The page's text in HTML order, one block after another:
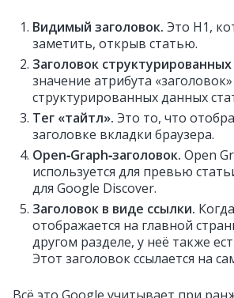
Видимый заголовок. Это H1,
заметить, открыв статью.
Заголовок
значение атрибута
структурированных данных
Тег «тайтл». Это то, что
заголовке вкладки браузера.
Open‑Graph‑заголовок. Open
используется для превью
для Google Discover.
Заголовок в виде ссылки.
отображается на главной
другом разделе, у неё также
Этот заголовок ссылается на